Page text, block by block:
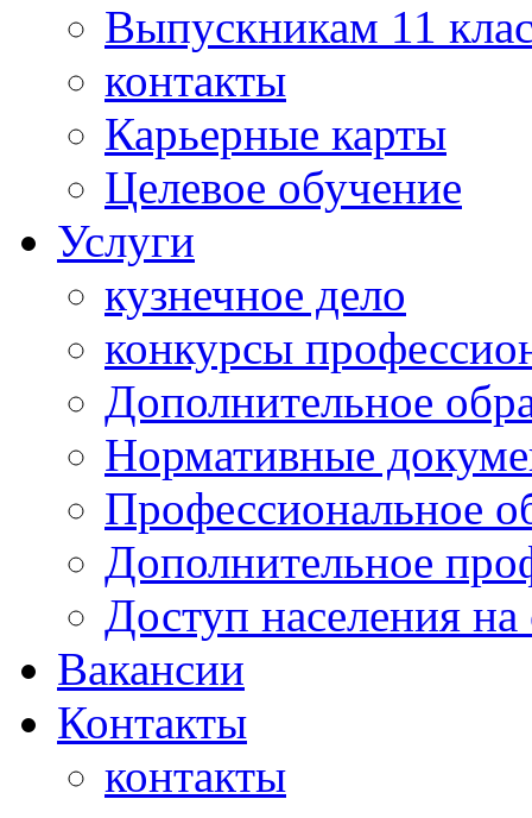
Выпускникам 11
контакты
Карьерные карты
Целевое обучение
Услуги
кузнечное дело
конкурсы
Дополнительное
Нормативные
Профессиональное
Дополнительное
Доступ населения
Вакансии
Контакты
контакты